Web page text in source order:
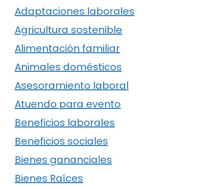
Adaptaciones laborales
Agricultura sostenible
Alimentación familiar
Animales domésticos
Asesoramiento laboral
Atuendo para evento
Beneficios laborales
Beneficios sociales
Bienes gananciales
Bienes Raíces